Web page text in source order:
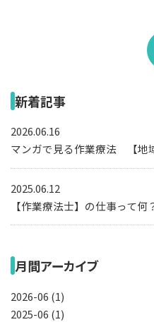
新着記事
2026.06.16
マンガで見る作業療法 【地
2025.06.12
【作業療法士】の仕事って
月間アーカイブ
2026-06 (1)
2025-06 (1)